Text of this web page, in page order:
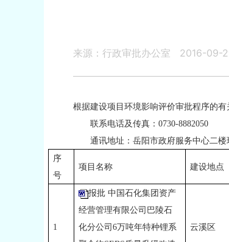
来源：行政审批办公室 2016-09-
根据建设项目环境影响评价审批程序的有
联系电话及传真 ： 0730-8882050
通讯地址： 岳阳市政府服务中心二楼
序
号
项目名称 建设地点
1
报批 中国石化集团资产
经营管理有限公司巴陵石
化分公司6万吨年特种锂系
云溪区